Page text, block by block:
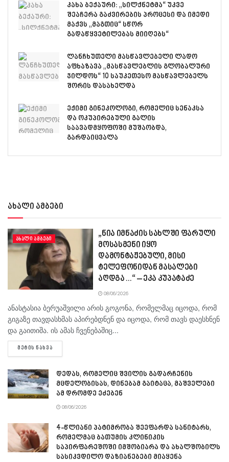
კახა ბექაური: „სილქნეტმა“ უკვე
შეაჩერა გაძვირების პროცესი და იმედი
მაქვს „მაგთიც“ სწორ
გადაწყვეტილებას მიიღებს“
ლანჩხუთელი მასწავლებელი ლადო
აფხაზავა „მასწავლებლის გლობალური
ჯილდოს“ 10 საუკეთესო მასწავლებელს
შორის დასახელდა
ექიმი გინეკოლოგი, რომელიც სენაკსა
და ოკუპირებული გალის
საავადმყოფოში მუშაობდა,
გარდაიცვალა
ახალი ამბები
ᲐᲮᲐᲚᲘ ᲐᲛᲑᲔᲑᲘ
„ნია იმნაძის სახლში ფარული
მოსასმენი იყო
დამონტაჟებული, მისი
ტელეფონიდან მასალები
აღდგა…“ – ეკა კუპატაძე
08/06/2026
ანასტასია ბერუაშვილი არის გოგონა, რომელმაც იცოდა, რომ
გიგაზე თავდასხმას აპირებდნენ და იცოდა, რომ თავს დაესხნენ
და გაითიშა. ის ამას ჩვენებაშიც...
ᲛᲔᲢᲘᲡ ᲜᲐᲮᲕᲐ
დედას, რომელიც შვილის გადარჩენის
მცდელობისას, დინებამ გაიტაცა, მაშველები
ამ დრომდე ეძებენ
08/06/2026
4-წლიანი პატიმრობა შეეფარდა სანიტარს,
რომელმაც ბათუმის კლინიკის
საპირფარეშოში იმშობიარა და ახალშობილს
სასიკვდილო დაზიანებები მიაყენა